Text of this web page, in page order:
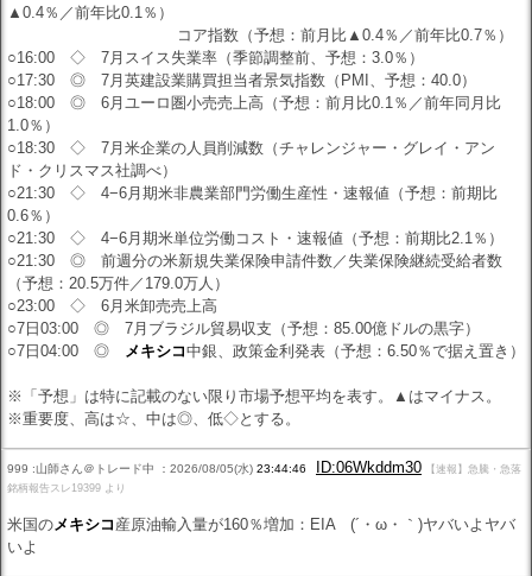
▲0.4％／前年比0.1％）
コア指数（予想：前月比▲0.4％／前年比0.7％）
○16:00 ◇ 7月スイス失業率（季節調整前、予想：3.0％）
○17:30 ◎ 7月英建設業購買担当者景気指数（PMI、予想：40.0）
○18:00 ◎ 6月ユーロ圏小売売上高（予想：前月比0.1％／前年同月比
1.0％）
○18:30 ◇ 7月米企業の人員削減数（チャレンジャー・グレイ・アン
ド・クリスマス社調べ）
○21:30 ◇ 4−6月期米非農業部門労働生産性・速報値（予想：前期比
0.6％）
○21:30 ◇ 4−6月期米単位労働コスト・速報値（予想：前期比2.1％）
○21:30 ◎ 前週分の米新規失業保険申請件数／失業保険継続受給者数
（予想：20.5万件／179.0万人）
○23:00 ◇ 6月米卸売売上高
○7日03:00 ◎ 7月ブラジル貿易収支（予想：85.00億ドルの黒字）
○7日04:00 ◎ メキシコ中銀、政策金利発表（予想：6.50％で据え置き）
※「予想」は特に記載のない限り市場予想平均を表す。▲はマイナス。
※重要度、高は☆、中は◎、低◇とする。
999 :山師さん＠トレード中 ：2026/08/05(水) 23:44:46 ID:06Wkddm30
【速報】急騰・急落
銘柄報告スレ19399 より
米国のメキシコ 産原油輸入量が160％増加：EIA (´・ω・｀)ヤバいよヤバ
いよ